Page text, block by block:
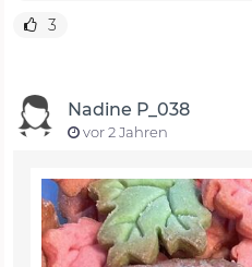
3
Nadine P_038
vor 2 Jahren